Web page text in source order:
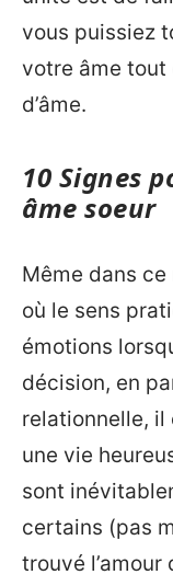
vous puissiez
votre âme tout
d’âme.
10 Signes
âme soeur
Même dans
où le sens
émotions
décision, en
relationnelle,
une vie
sont
certains (pas
trouvé l’amour